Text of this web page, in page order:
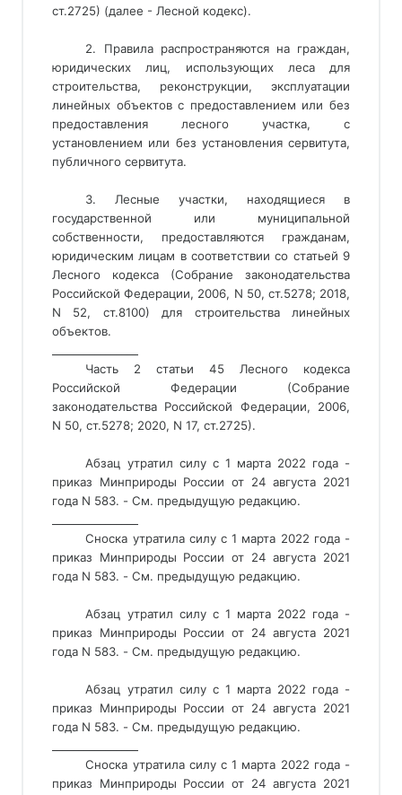
ст.2725) (далее - Лесной кодекс).
2. Правила распространяются на граждан,
юридических лиц, использующих леса для
строительства, реконструкции, эксплуатации
линейных объектов с предоставлением или без
предоставления лесного участка, с
установлением или без установления сервитута,
публичного сервитута.
3. Лесные участки, находящиеся в
государственной или муниципальной
собственности, предоставляются гражданам,
юридическим лицам в соответствии со статьей 9
Лесного кодекса (Собрание законодательства
Российской Федерации, 2006, N 50, ст.5278; 2018,
N 52, ст.8100) для строительства линейных
объектов.
Часть 2 статьи 45 Лесного кодекса
Российской Федерации (Собрание
законодательства Российской Федерации, 2006,
N 50, ст.5278; 2020, N 17, ст.2725).
Абзац утратил силу с 1 марта 2022 года -
приказ Минприроды России от 24 августа 2021
года N 583. - См. предыдущую редакцию.
Сноска утратила силу с 1 марта 2022 года -
приказ Минприроды России от 24 августа 2021
года N 583. - См. предыдущую редакцию.
Абзац утратил силу с 1 марта 2022 года -
приказ Минприроды России от 24 августа 2021
года N 583. - См. предыдущую редакцию.
Абзац утратил силу с 1 марта 2022 года -
приказ Минприроды России от 24 августа 2021
года N 583. - См. предыдущую редакцию.
Сноска утратила силу с 1 марта 2022 года -
приказ Минприроды России от 24 августа 2021